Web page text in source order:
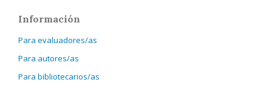
Información
Para evaluadores/as
Para autores/as
Para bibliotecarios/as